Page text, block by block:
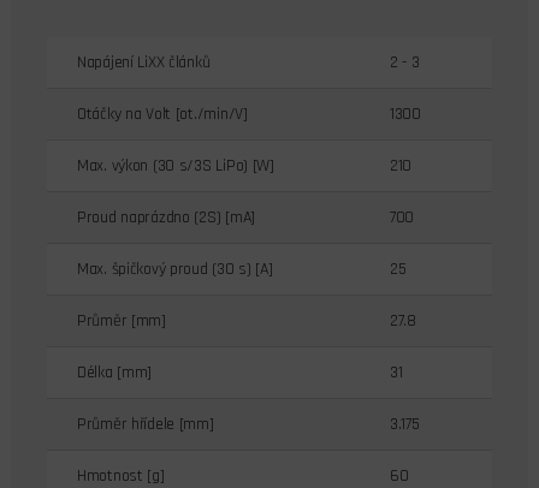
Napájení LiXX článků 2 - 3
Otáčky na Volt [ot./min/V] 1300
Max. výkon (30 s/3S LiPo) [W] 210
Proud naprázdno (2S) [mA] 700
Max. špičkový proud (30 s) [A] 25
Průměr [mm] 27.8
Délka [mm] 31
Průměr hřídele [mm] 3.175
Hmotnost [g] 60